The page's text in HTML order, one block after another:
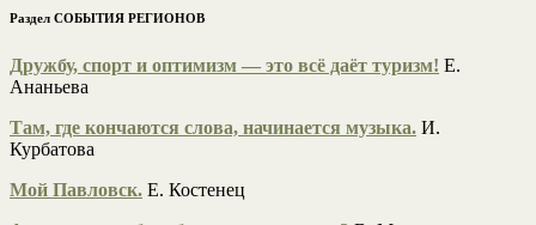
Раздел СОБЫТИЯ РЕГИОНОВ
Дружбу, спорт и оптимизм — это всё даёт туризм! Е.
Ананьева
Там, где кончаются слова, начинается музыка. И.
Курбатова
Мой Павловск. Е. Костенец